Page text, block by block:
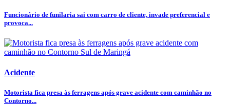
Funcionário de funilaria sai com carro de cliente, invade preferencial e
provoca...
Acidente
Motorista fica presa às ferragens após grave acidente com caminhão no
Contorno...